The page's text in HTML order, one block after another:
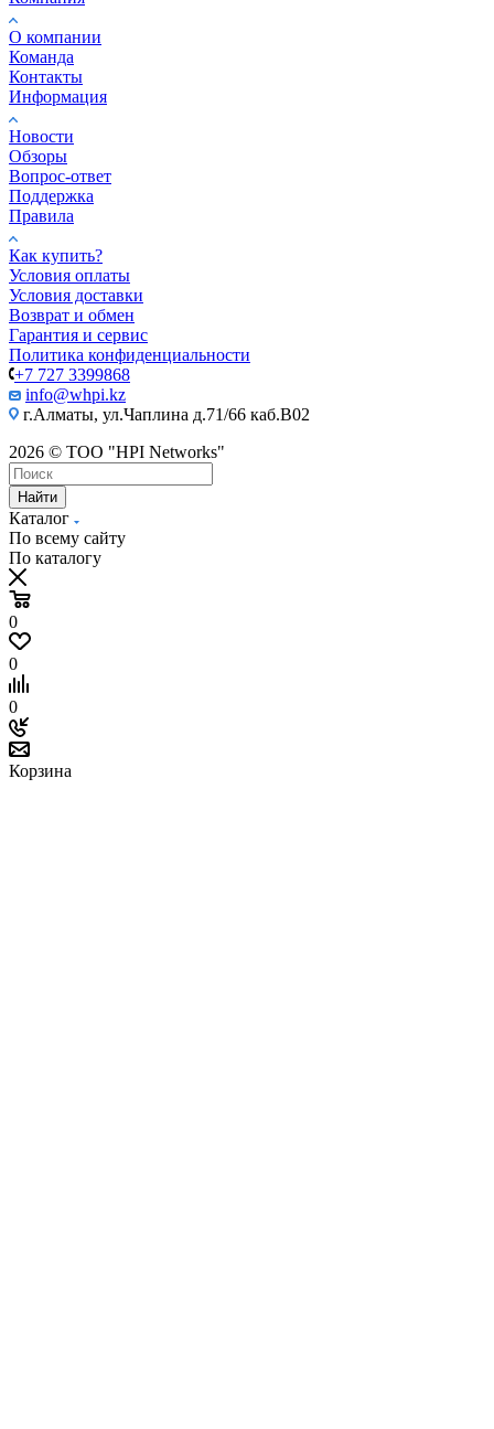
О компании
Команда
Контакты
Информация
Новости
Обзоры
Вопрос-ответ
Поддержка
Правила
Как купить?
Условия оплаты
Условия доставки
Возврат и обмен
Гарантия и сервис
Политика конфиденциальности
+7 727 3399868
info@whpi.kz
г.Алматы, ул.Чаплина д.71/66 каб.B02
2026 © ТОО "HPI Networks"
Найти
Каталог
По всему сайту
По каталогу
0
0
0
Корзина